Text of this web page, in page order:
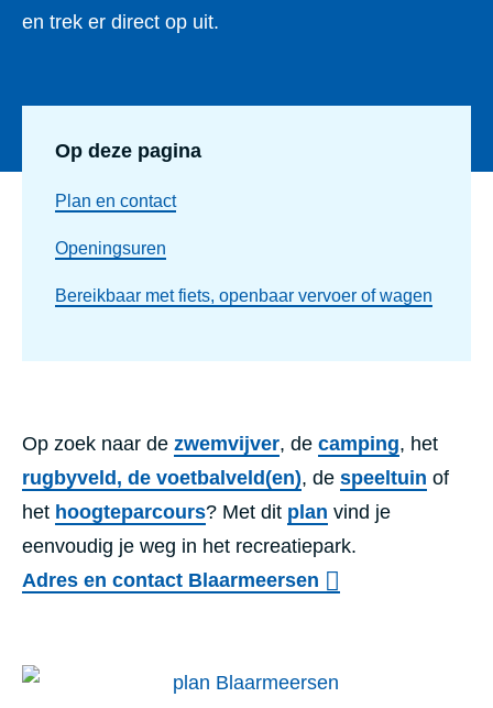
en trek er direct op uit.
Op deze pagina
Plan en contact
Openingsuren
Bereikbaar met fiets, openbaar vervoer of wagen
Op zoek naar de zwemvijver, de camping, het
rugbyveld, de voetbalveld(en), de speeltuin of
het hoogteparcours? Met dit plan vind je
eenvoudig je weg in het recreatiepark.
Adres en contact Blaarmeersen